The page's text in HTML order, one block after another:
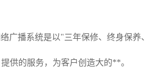
广播系统是以"三年保修、终身保养
供的服务，为客户创造大的**。